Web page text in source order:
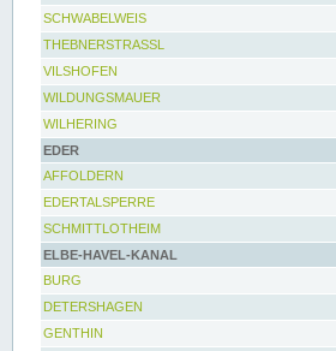
SCHWABELWEIS
THEBNERSTRASSL
VILSHOFEN
WILDUNGSMAUER
WILHERING
EDER
AFFOLDERN
EDERTALSPERRE
SCHMITTLOTHEIM
ELBE-HAVEL-KANAL
BURG
DETERSHAGEN
GENTHIN